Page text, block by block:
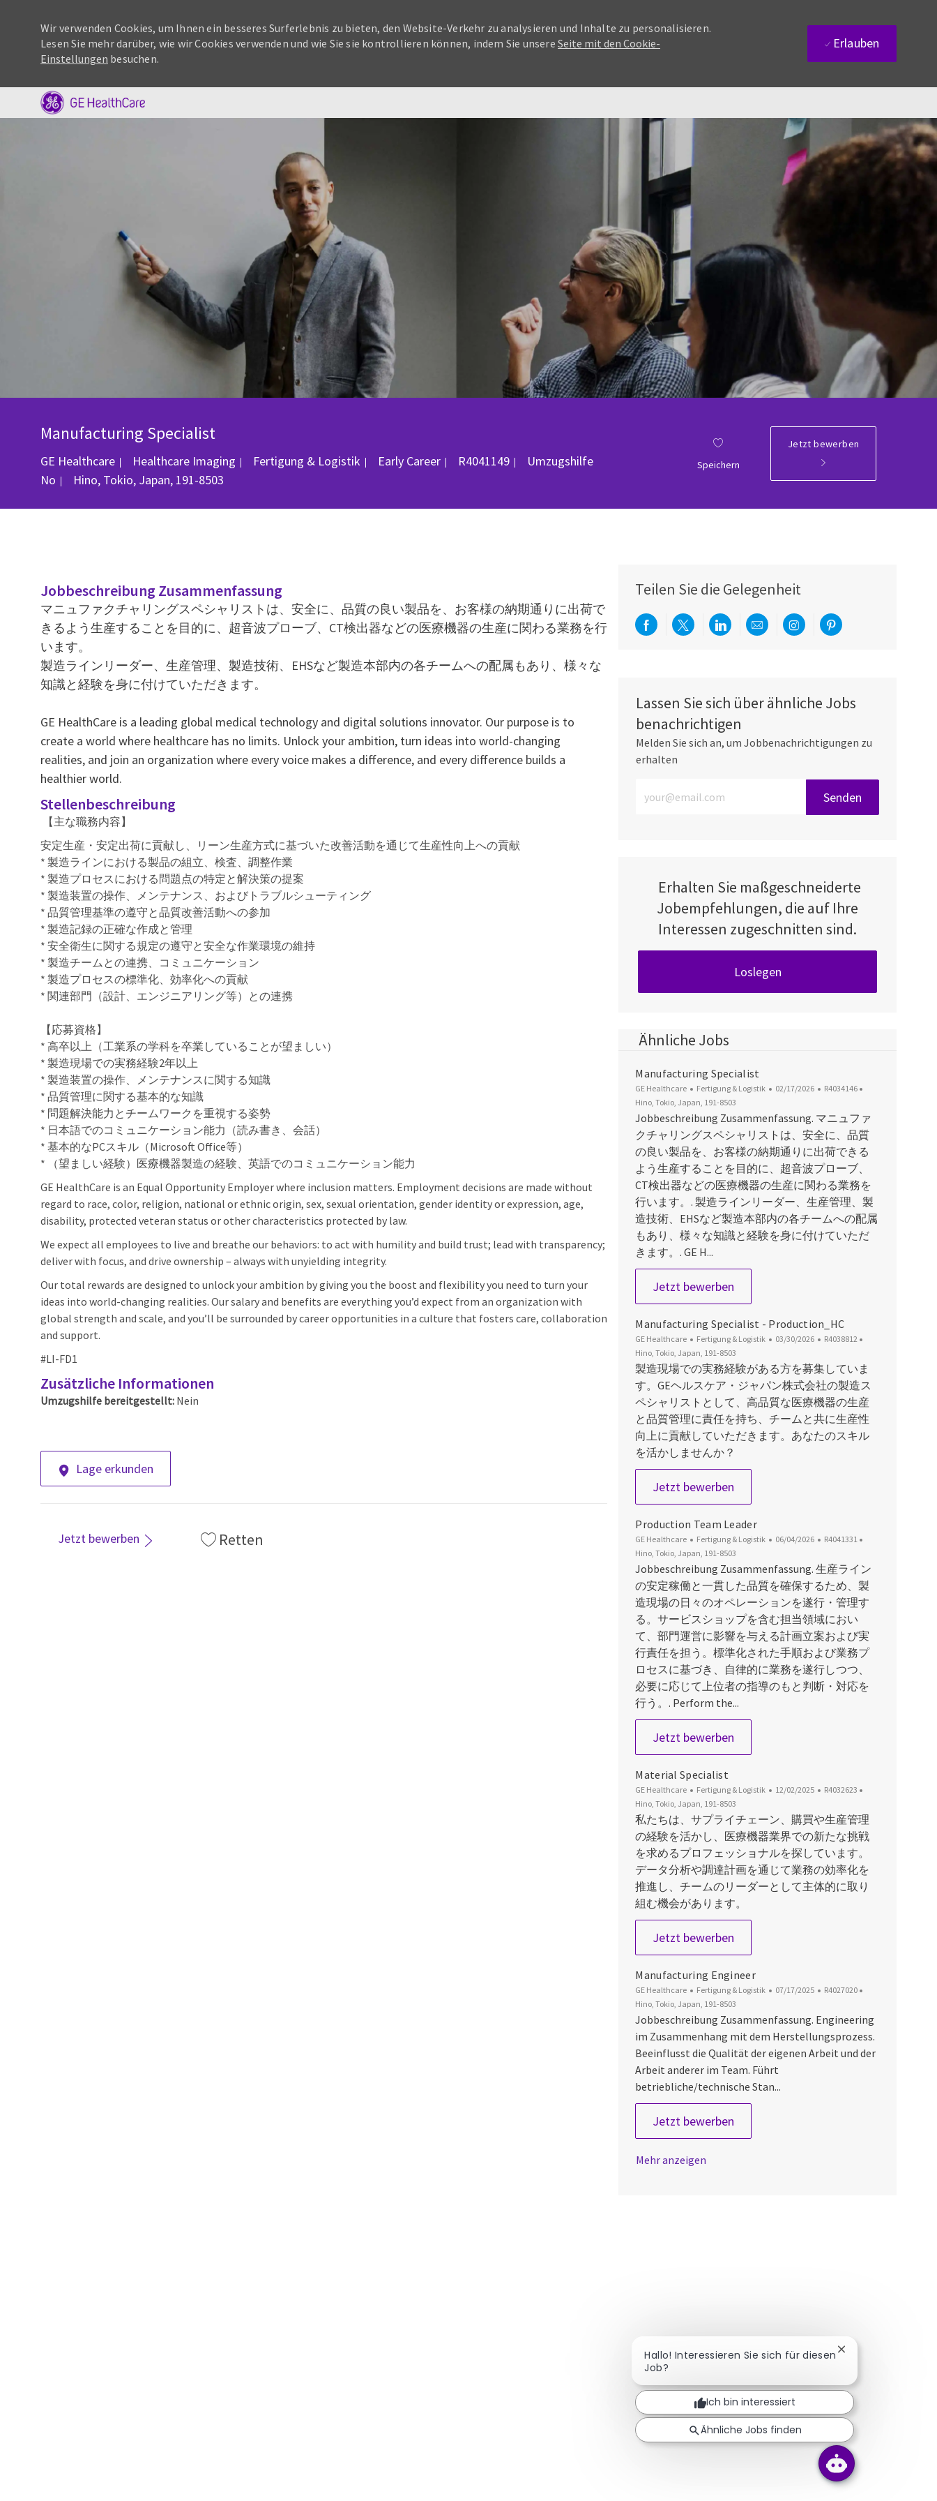
Wir verwenden Cookies, um Ihnen ein besseres Surferlebnis zu bieten, den Website-Verkehr zu analysieren und Inhalte zu personalisieren.
Lesen Sie mehr darüber, wie wir Cookies verwenden und wie Sie sie kontrollieren können, indem Sie unsereSeite mit den Cookie-
Einstellungen besuchen.
Erlauben
Manufacturing Specialist
GE Healthcare Healthcare Imaging Kategorie
Fertigung & Logistik Early Career Job-ID
R4041149
Umzugshilfe
No
Ort
Hino, Tokio, Japan, 191-8503
Speichern
Jetzt bewerben
Jobbeschreibung Zusammenfassung
マニュファクチャリングスペシャリストは、安全に、品質の良い製品を、お客様の納期通りに出荷で
きるよう生産することを目的に、超音波プローブ、CT検出器などの医療機器の生産に関わる業務を行
います。
製造ラインリーダー、生産管理、製造技術、EHSなど製造本部内の各チームへの配属もあり、様々な
知識と経験を身に付けていただきます。
GE HealthCare is a leading global medical technology and digital solutions innovator. Our purpose is to
create a world where healthcare has no limits. Unlock your ambition, turn ideas into world-changing
realities, and join an organization where every voice makes a difference, and every difference builds a
healthier world.
Stellenbeschreibung
【主な職務内容】
安定生産・安定出荷に貢献し、リーン生産方式に基づいた改善活動を通じて生産性向上への貢献
* 製造ラインにおける製品の組立、検査、調整作業
* 製造プロセスにおける問題点の特定と解決策の提案
* 製造装置の操作、メンテナンス、およびトラブルシューティング
* 品質管理基準の遵守と品質改善活動への参加
* 製造記録の正確な作成と管理
* 安全衛生に関する規定の遵守と安全な作業環境の維持
* 製造チームとの連携、コミュニケーション
* 製造プロセスの標準化、効率化への貢献
* 関連部門（設計、エンジニアリング等）との連携
【応募資格】
* 高卒以上（工業系の学科を卒業していることが望ましい）
* 製造現場での実務経験2年以上
* 製造装置の操作、メンテナンスに関する知識
* 品質管理に関する基本的な知識
* 問題解決能力とチームワークを重視する姿勢
* 日本語でのコミュニケーション能力（読み書き、会話）
* 基本的なPCスキル（Microsoft Office等）
* （望ましい経験）医療機器製造の経験、英語でのコミュニケーション能力
GE HealthCare is an Equal Opportunity Employer where inclusion matters. Employment decisions are made without
regard to race, color, religion, national or ethnic origin, sex, sexual orientation, gender identity or expression, age,
disability, protected veteran status or other characteristics protected by law.
We expect all employees to live and breathe our behaviors: to act with humility and build trust; lead with transparency;
deliver with focus, and drive ownership – always with unyielding integrity.
Our total rewards are designed to unlock your ambition by giving you the boost and flexibility you need to turn your
ideas into world-changing realities. Our salary and benefits are everything you’d expect from an organization with
global strength and scale, and you’ll be surrounded by career opportunities in a culture that fosters care, collaboration
and support.
#LI-FD1
Zusätzliche Informationen
Umzugshilfe bereitgestellt: Nein
Lage erkunden
Jetzt bewerben Retten
Teilen Sie die Gelegenheit
Über Facebook teilen
Per Twitter teilen
Über LinkedIn teilen
Per E-Mail teilen
Über Instagram teilen
Über Pinterest teilen
Lassen Sie sich über ähnliche Jobs
benachrichtigen
Melden Sie sich an, um Jobbenachrichtigungen zu
erhalten
E-Mail-Adresse eingeben (erforderlich)
Senden
Erhalten Sie maßgeschneiderte
Jobempfehlungen, die auf Ihre
Interessen zugeschnitten sind.
Loslegen
Ähnliche Jobs
Manufacturing Specialist
GE Healthcare Kategorie
Fertigung & Logistik Datum der Veröffentlichung
02/17/2026 Job-ID
R4034146
Hino, Tokio, Japan, 191-8503
Jobbeschreibung Zusammenfassung. マニュファ
クチャリングスペシャリストは、安全に、品質
の良い製品を、お客様の納期通りに出荷できる
よう生産することを目的に、超音波プローブ、
CT検出器などの医療機器の生産に関わる業務を
行います。. 製造ラインリーダー、生産管理、製
造技術、EHSなど製造本部内の各チームへの配属
もあり、様々な知識と経験を身に付けていただ
きます。. GE H...
Jetzt bewerben
Manufacturing Specialist - Production_HC
GE Healthcare Kategorie
Fertigung & Logistik Datum der Veröffentlichung
03/30/2026 Job-ID
R4038812
Hino, Tokio, Japan, 191-8503
製造現場での実務経験がある方を募集していま
す。GEヘルスケア・ジャパン株式会社の製造ス
ペシャリストとして、高品質な医療機器の生産
と品質管理に責任を持ち、チームと共に生産性
向上に貢献していただきます。あなたのスキル
を活かしませんか？
Jetzt bewerben
Production Team Leader
GE Healthcare Kategorie
Fertigung & Logistik Datum der Veröffentlichung
06/04/2026 Job-ID
R4041331
Hino, Tokio, Japan, 191-8503
Jobbeschreibung Zusammenfassung. 生産ライン
の安定稼働と一貫した品質を確保するため、製
造現場の日々のオペレーションを遂行・管理す
る。サービスショップを含む担当領域におい
て、部門運営に影響を与える計画立案および実
行責任を担う。標準化された手順および業務プ
ロセスに基づき、自律的に業務を遂行しつつ、
必要に応じて上位者の指導のもと判断・対応を
行う。. Perform the...
Jetzt bewerben
Material Specialist
GE Healthcare Kategorie
Fertigung & Logistik Datum der Veröffentlichung
12/02/2025 Job-ID
R4032623
Hino, Tokio, Japan, 191-8503
私たちは、サプライチェーン、購買や生産管理
の経験を活かし、医療機器業界での新たな挑戦
を求めるプロフェッショナルを探しています。
データ分析や調達計画を通じて業務の効率化を
推進し、チームのリーダーとして主体的に取り
組む機会があります。
Jetzt bewerben
Manufacturing Engineer
GE Healthcare Kategorie
Fertigung & Logistik Datum der Veröffentlichung
07/17/2025 Job-ID
R4027020
Hino, Tokio, Japan, 191-8503
Jobbeschreibung Zusammenfassung. Engineering
im Zusammenhang mit dem Herstellungsprozess.
Beeinflusst die Qualität der eigenen Arbeit und der
Arbeit anderer im Team. Führt
betriebliche/technische Stan...
Jetzt bewerben
Mehr anzeigen
Hallo! Interessieren Sie sich für diesen
Job?
Chatbot-
Ich bin interessiert
Ähnliche Jobs finden